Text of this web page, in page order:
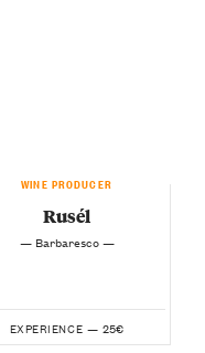
WINE PRODUCER
Rusél
— Barbaresco —
EXPERIENCE — 25€